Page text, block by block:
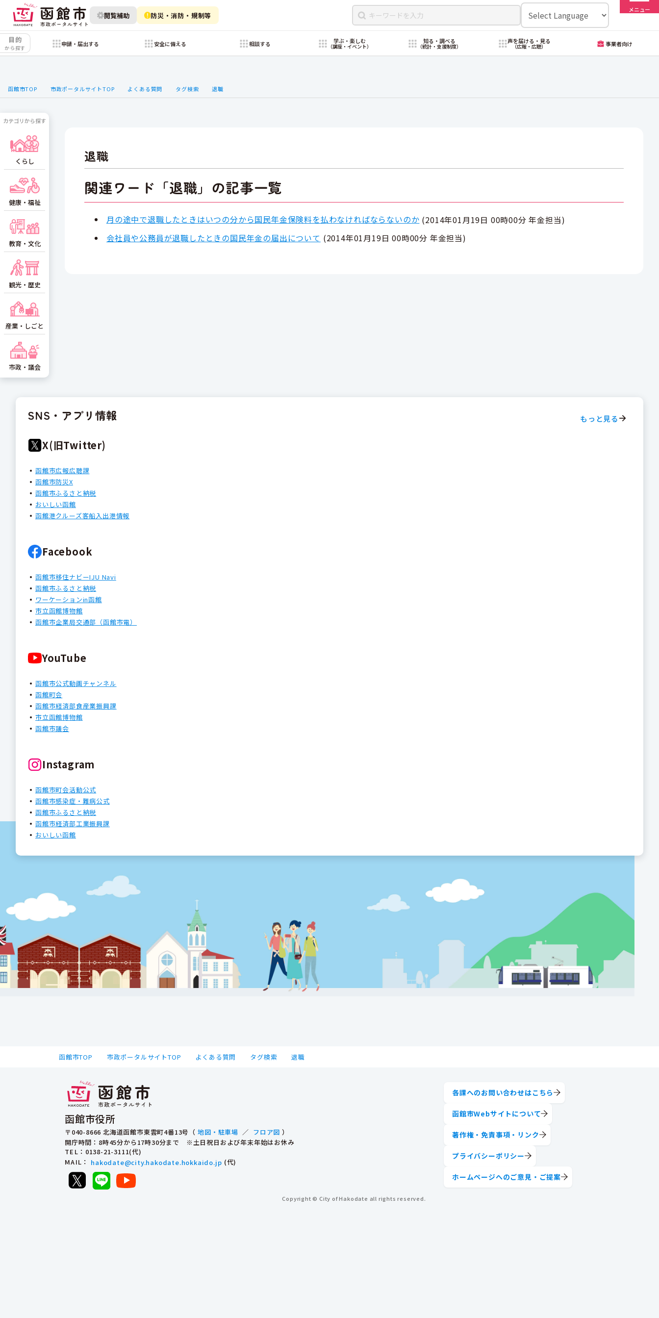
閲覧補助 防災・消防・規制等
メニュー
目的
から探す
申請・届出する 安全に備える 相談する 学ぶ・楽しむ
（講座・イベント）
知る・調べる
（統計・支援制度）
声を届ける・見る
（広報・広聴） 事業者向け
函館市TOP 市政ポータルサイトTOP よくある質問 タグ検索 退職
退職
関連ワード「退職」の記事一覧
月の途中で退職したときはいつの分から国民年金保険料を払わなければならないのか (2014年01月19日 00時00分 年金担当)
会社員や公務員が退職したときの国民年金の届出について (2014年01月19日 00時00分 年金担当)
カテゴリから探す
くらし
健康・福祉
教育・文化
観光・歴史
産業・しごと
市政・議会
SNS・アプリ情報 もっと見る
X(旧Twitter)
函館市広報広聴課
函館市防災X
函館市ふるさと納税
おいしい函館
函館港クルーズ客船入出港情報
Facebook
函館市移住ナビーIJU Navi
函館市ふるさと納税
ワーケーションin函館
市立函館博物館
函館市企業局交通部（函館市電）
YouTube
函館市公式動画チャンネル
函館町会
函館市経済部食産業振興課
市立函館博物館
函館市議会
Instagram
函館市町会活動公式
函館市感染症・難病公式
函館市ふるさと納税
函館市経済部工業振興課
おいしい函館
函館市TOP 市政ポータルサイトTOP よくある質問 タグ検索 退職
函館市役所
〒040-8666 北海道函館市東雲町4番13号（ 地図・駐車場 ／ フロア図 ）
開庁時間：8時45分から17時30分まで ※土日祝日および年末年始はお休み
TEL ：0138-21-3111(代)
MAIL ： hakodate@city.hakodate.hokkaido.jp (代)
各課へのお問い合わせはこちら
函館市Webサイトについて
著作権・免責事項・リンク
プライバシーポリシー
ホームページへのご意見・ご提案
Copyright © City of Hakodate all rights reserved.